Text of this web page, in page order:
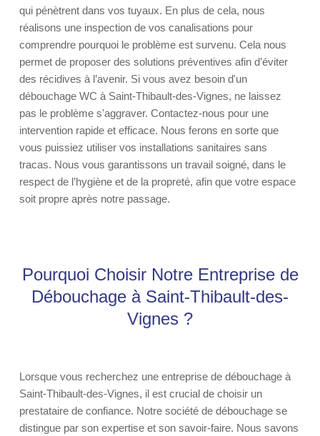
qui pénètrent dans vos tuyaux. En plus de cela, nous
réalisons une inspection de vos canalisations pour
comprendre pourquoi le problème est survenu. Cela nous
permet de proposer des solutions préventives afin d’éviter
des récidives à l’avenir. Si vous avez besoin d'un
débouchage WC à Saint-Thibault-des-Vignes, ne laissez
pas le problème s'aggraver. Contactez-nous pour une
intervention rapide et efficace. Nous ferons en sorte que
vous puissiez utiliser vos installations sanitaires sans
tracas. Nous vous garantissons un travail soigné, dans le
respect de l’hygiène et de la propreté, afin que votre espace
soit propre après notre passage.
Pourquoi Choisir Notre Entreprise de
Débouchage à Saint-Thibault-des-
Vignes ?
Lorsque vous recherchez une entreprise de débouchage à
Saint-Thibault-des-Vignes, il est crucial de choisir un
prestataire de confiance. Notre société de débouchage se
distingue par son expertise et son savoir-faire. Nous savons